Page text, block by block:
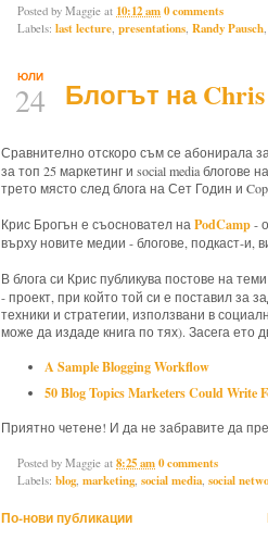
Posted by Maggie at 10:12 am0 comments
Labels: last lecture presentations Randy Pausch
ЮЛИ
24 Блогът на
Сравнително отскоро съм се абонирала за
за топ 25 маркетинг и social media
трето място след блога на Сет Годин и
Крис Брогън е съосновател на PodCamp-
върху новите медии - блогове, подкаст-и,
В блога си Крис публикува постове на
- проект, при който той си е поставил за
техники и стратегии, използвани в
може да издаде книга по тях). Засега ето
A Sample Blogging Workflow
50 Blog Topics Marketers Could Write
Приятно четене! И да не забравите да
Posted by Maggie at 8:25 am0 comments
Labels: blog, marketing, social media, social
По-нови публикации